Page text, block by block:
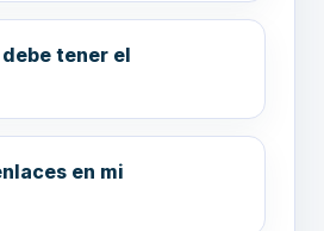
tener el
en mi